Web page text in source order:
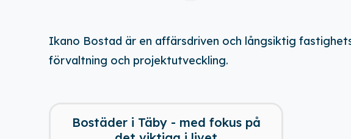
Ikano Bostad är en affärsdriven och långsiktig
förvaltning och projektutveckling.
Bostäder i Täby - med fokus på